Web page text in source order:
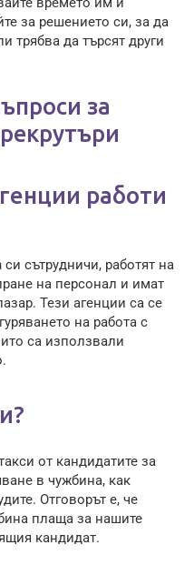
за решението си, за да
трябва да търсят други
за
работи
сътрудничи, работят на
на персонал и имат
Тези агенции са се
на работа с
са използвали
от кандидатите за
в чужбина, как
Отговорът е, че
плаща за нашите
кандидат.